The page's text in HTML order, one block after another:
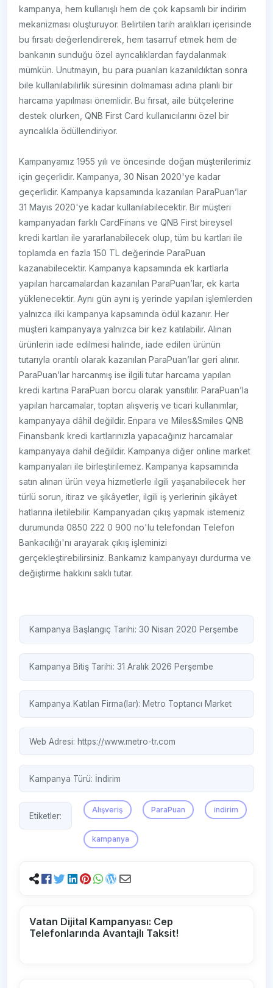
kampanya, hem kullanışlı hem de çok kapsamlı bir indirim
mekanizması oluşturuyor. Belirtilen tarih aralıkları içerisinde
bu fırsatı değerlendirerek, hem tasarruf etmek hem de
bankanın sunduğu özel ayrıcalıklardan faydalanmak
mümkün. Unutmayın, bu para puanları kazanıldıktan sonra
bile kullanılabilirlik süresinin dolmaması adına planlı bir
harcama yapılması önemlidir. Bu fırsat, aile bütçelerine
destek olurken, QNB First Card kullanıcılarını özel bir
ayrıcalıkla ödüllendiriyor.
Kampanyamız 1955 yılı ve öncesinde doğan müşterilerimiz
için geçerlidir. Kampanya, 30 Nisan 2020'ye kadar
geçerlidir. Kampanya kapsamında kazanılan ParaPuan’lar
31 Mayıs 2020'ye kadar kullanılabilecektir. Bir müşteri
kampanyadan farklı CardFinans ve QNB First bireysel
kredi kartları ile yararlanabilecek olup, tüm bu kartları ile
toplamda en fazla 150 TL değerinde ParaPuan
kazanabilecektir. Kampanya kapsamında ek kartlarla
yapılan harcamalardan kazanılan ParaPuan’lar, ek karta
yüklenecektir. Aynı gün aynı iş yerinde yapılan işlemlerden
yalnızca ilki kampanya kapsamında ödül kazanır. Her
müşteri kampanyaya yalnızca bir kez katılabilir. Alınan
ürünlerin iade edilmesi halinde, iade edilen ürünün
tutarıyla orantılı olarak kazanılan ParaPuan’lar geri alınır.
ParaPuan’lar harcanmış ise ilgili tutar harcama yapılan
kredi kartına ParaPuan borcu olarak yansıtılır. ParaPuan’la
yapılan harcamalar, toptan alışveriş ve ticari kullanımlar,
kampanyaya dâhil değildir. Enpara ve Miles&Smiles QNB
Finansbank kredi kartlarınızla yapacağınız harcamalar
kampanyaya dahil değildir. Kampanya diğer online market
kampanyaları ile birleştirilemez. Kampanya kapsamında
satın alınan ürün veya hizmetlerle ilgili yaşanabilecek her
türlü sorun, itiraz ve şikâyetler, ilgili iş yerlerinin şikâyet
hatlarına iletilebilir. Kampanyadan çıkış yapmak istemeniz
durumunda 0850 222 0 900 no'lu telefondan Telefon
Bankacılığı'nı arayarak çıkış işleminizi
gerçekleştirebilirsiniz. Bankamız kampanyayı durdurma ve
değiştirme hakkını saklı tutar.
Kampanya Başlangıç Tarihi: 30 Nisan 2020 Perşembe
Kampanya Bitiş Tarihi: 31 Aralık 2026 Perşembe
Kampanya Katılan Firma(lar): Metro Toptancı Market
Web Adresi:https://www.metro-tr.com
Kampanya Türü: İndirim
Etiketler:
Alışveriş ParaPuan indirim
kampanya
Vatan Dijital Kampanyası: Cep
Telefonlarında Avantajlı Taksit!